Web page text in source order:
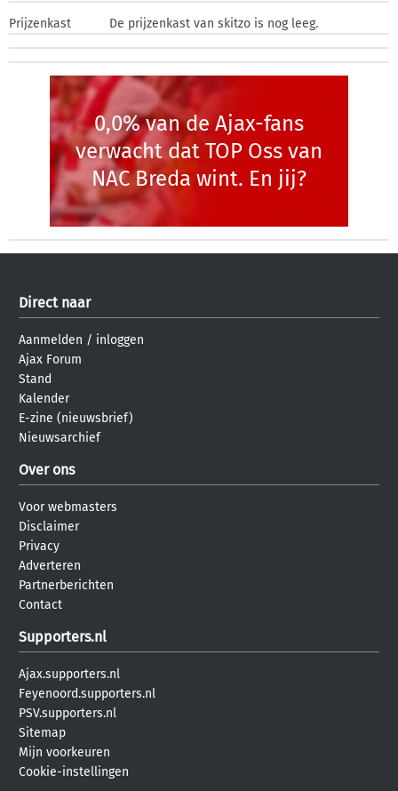
Prijzenkast De prijzenkast van skitzo is nog leeg.
0,0% van de Ajax-fans
verwacht dat TOP Oss van
NAC Breda wint. En jij?
Direct naar
Aanmelden / inloggen
Ajax Forum
Stand
Kalender
E-zine (nieuwsbrief)
Nieuwsarchief
Over ons
Voor webmasters
Disclaimer
Privacy
Adverteren
Partnerberichten
Contact
Supporters.nl
Ajax.supporters.nl
Feyenoord.supporters.nl
PSV.supporters.nl
Sitemap
Mijn voorkeuren
Cookie-instellingen